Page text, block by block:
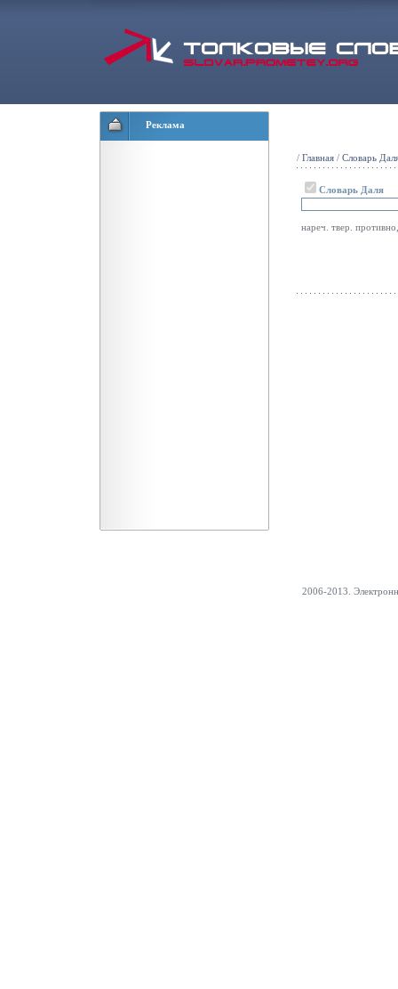
Реклама
/ Главная / Словарь
Словарь Даля
нареч. твер.
2006-2013.